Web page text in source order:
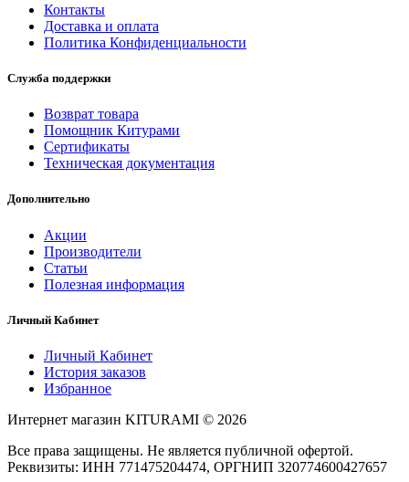
Контакты
Доставка и оплата
Политика Конфиденциальности
Служба поддержки
Возврат товара
Помощник Китурами
Сертификаты
Техническая документация
Дополнительно
Акции
Производители
Статьи
Полезная информация
Личный Кабинет
Личный Кабинет
История заказов
Избранное
Интернет магазин KITURAMI © 2026
Все права защищены. Не является публичной офертой.
Реквизиты: ИНН 771475204474, ОРГНИП 320774600427657